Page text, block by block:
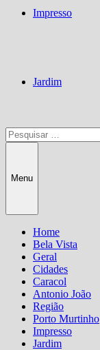
Impresso
Jardim
Pesquisar
por:
Menu
Home
Bela Vista
Geral
Cidades
Caracol
Antonio João
Região
Porto Murtinho
Impresso
Jardim